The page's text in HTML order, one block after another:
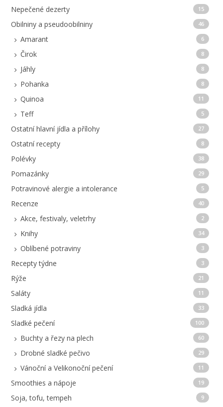
Nepečené dezerty 15
Obilniny a pseudoobilniny 46
Amarant 6
Čirok 8
Jáhly 8
Pohanka 8
Quinoa 11
Teff 5
Ostatní hlavní jídla a přílohy 27
Ostatní recepty 8
Polévky 38
Pomazánky 29
Potravinové alergie a intolerance 5
Recenze 40
Akce, festivaly, veletrhy 2
Knihy 34
Oblíbené potraviny 3
Recepty týdne 3
Rýže 21
Saláty 11
Sladká jídla 33
Sladké pečení 100
Buchty a řezy na plech 60
Drobné sladké pečivo 29
Vánoční a Velikonoční pečení 11
Smoothies a nápoje 19
Soja, tofu, tempeh 9